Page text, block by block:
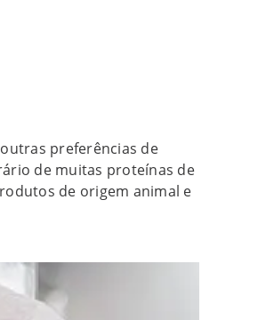
preferências de
de muitas proteínas de
de origem animal e